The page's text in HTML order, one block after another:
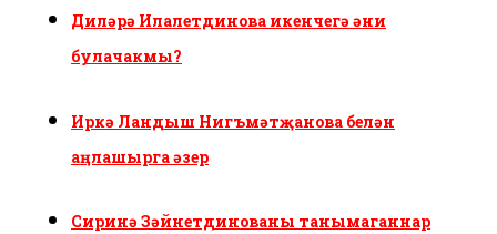
Диләрә Илалетдинова икенчегә әни
булачакмы?
Иркә Ландыш Нигъмәтҗанова белән
аңлашырга әзер
Сиринә Зәйнетдинованы танымаганнар